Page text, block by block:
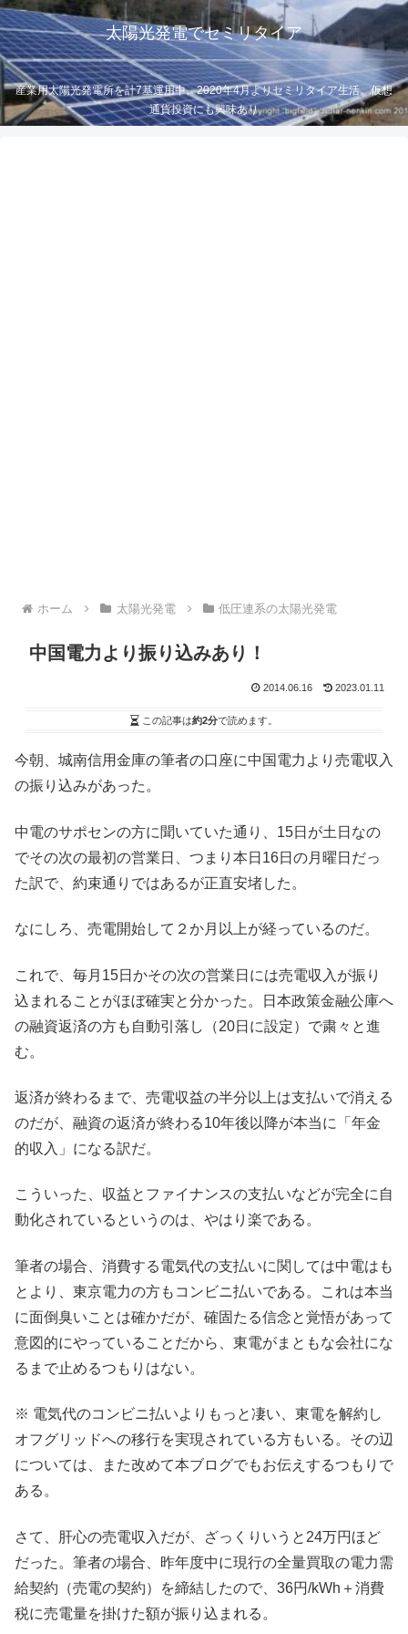
太陽光発電でセミリタイア
産業用太陽光発電所を計7基運用中。2020年4月よりセミリタイア生活。仮想
通貨投資にも興味あり
ホーム 太陽光発電 低圧連系の太陽光発電
中国電力より振り込みあり！
2014.06.16 2023.01.11
この記事は約2分で読めます。
今朝、城南信用金庫の筆者の口座に中国電力より売電収入
の振り込みがあった。
中電のサポセンの方に聞いていた通り、15日が土日なの
でその次の最初の営業日、つまり本日16日の月曜日だっ
た訳で、約束通りではあるが正直安堵した。
なにしろ、売電開始して２か月以上が経っているのだ。
これで、毎月15日かその次の営業日には売電収入が振り
込まれることがほぼ確実と分かった。日本政策金融公庫へ
の融資返済の方も自動引落し（20日に設定）で粛々と進
む。
返済が終わるまで、売電収益の半分以上は支払いで消える
のだが、融資の返済が終わる10年後以降が本当に「年金
的収入」になる訳だ。
こういった、収益とファイナンスの支払いなどが完全に自
動化されているというのは、やはり楽である。
筆者の場合、消費する電気代の支払いに関しては中電はも
とより、東京電力の方もコンビニ払いである。これは本当
に面倒臭いことは確かだが、確固たる信念と覚悟があって
意図的にやっていることだから、東電がまともな会社にな
るまで止めるつもりはない。
※ 電気代のコンビニ払いよりもっと凄い、東電を解約し
オフグリッドへの移行を実現されている方もいる。その辺
については、また改めて本ブログでもお伝えするつもりで
ある。
さて、肝心の売電収入だが、ざっくりいうと24万円ほど
だった。筆者の場合、昨年度中に現行の全量買取の電力需
給契約（売電の契約）を締結したので、36円/kWh＋消費
税に売電量を掛けた額が振り込まれる。